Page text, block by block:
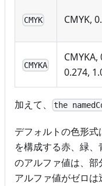
CMYK CMYK,
CMYKA
CMYKA,
0.274,
加えて、 the
デフォルトの色形式
を構成する赤、緑、
のアルファ値は、部
アルファ値がゼロは